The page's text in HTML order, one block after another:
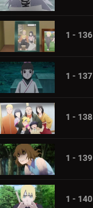
1 - 136
1 - 137
1 - 138
1 - 139
1 - 140